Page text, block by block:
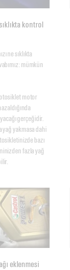
kontrol
ne sıklıkta
mümkün
motor
gerçeğidir.
yakmasa dahi
bazı
fazla yağ
eklenmesi